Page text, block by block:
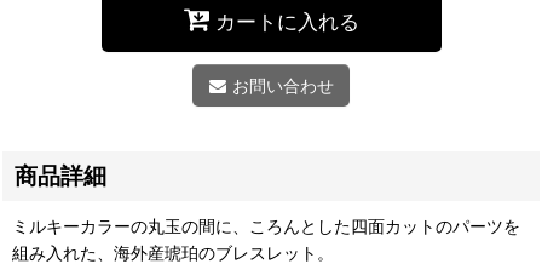
カートに入れる
お問い合わせ
商品詳細
ミルキーカラーの丸玉の間に、ころんとした四面カットのパーツを
組み入れた、海外産琥珀のブレスレット。